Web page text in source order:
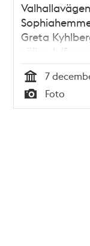
Greta
säljer
91-åriga
Boberg på
Solhemmet, ett
Tid
7
Typ
Foto